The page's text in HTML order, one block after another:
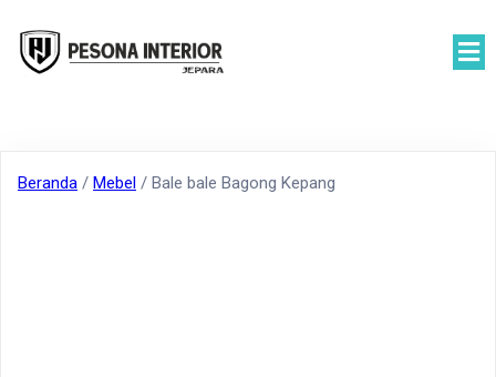
Beranda / Mebel / Bale bale Bagong Kepang